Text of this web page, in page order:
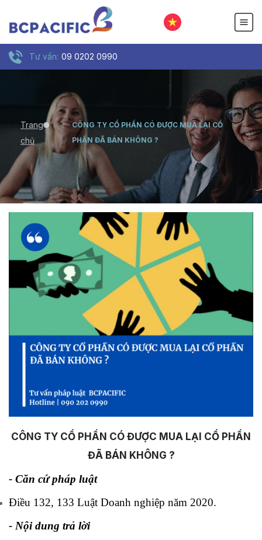
Tư vấn: 09 0202 0990
Trang
chủ
CÔNG TY CỔ PHẦN CÓ ĐƯỢC MUA LẠI CỔ
PHẦN ĐÃ BÁN KHÔNG ?
CÔNG TY CỔ PHẦN CÓ ĐƯỢC MUA LẠI CỔ PHẦN
ĐÃ BÁN KHÔNG ?
- Căn cứ pháp luật
Điều 132, 133 Luật Doanh nghiệp năm 2020.
- Nội dung trả lời